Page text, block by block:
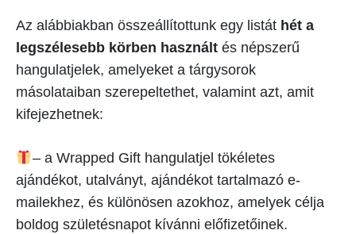
Az alábbiakban összeállítottunk egy listát hét a
legszélesebb körben használt és népszerű
hangulatjelek, amelyeket a tárgysorok
másolataiban szerepeltethet, valamint azt, amit
kifejezhetnek:
– a Wrapped Gift hangulatjel tökéletes
ajándékot, utalványt, ajándékot tartalmazó e-
mailekhez, és különösen azokhoz, amelyek célja
boldog születésnapot kívánni előfizetőinek.